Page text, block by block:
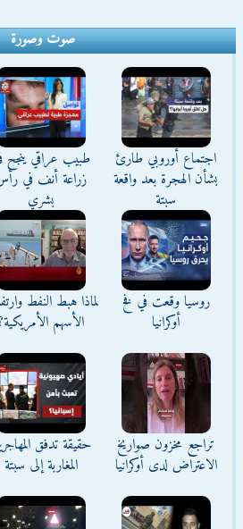
صوت وصورة
اجتماع أوروبي طارئ
بشأن الهجرة بعد واقعة
سبتة
طبيب عراقي ينجح
زراعة أنف في
بشري
روسيا وقعت في فخ
أوكرانيا
لماذا هبط النفط
الأسهم
تراجع مخزون صواريخ
الاعتراض لدى أوكرانيا
حقيقة تدفق
المغاربة إلى سبتة